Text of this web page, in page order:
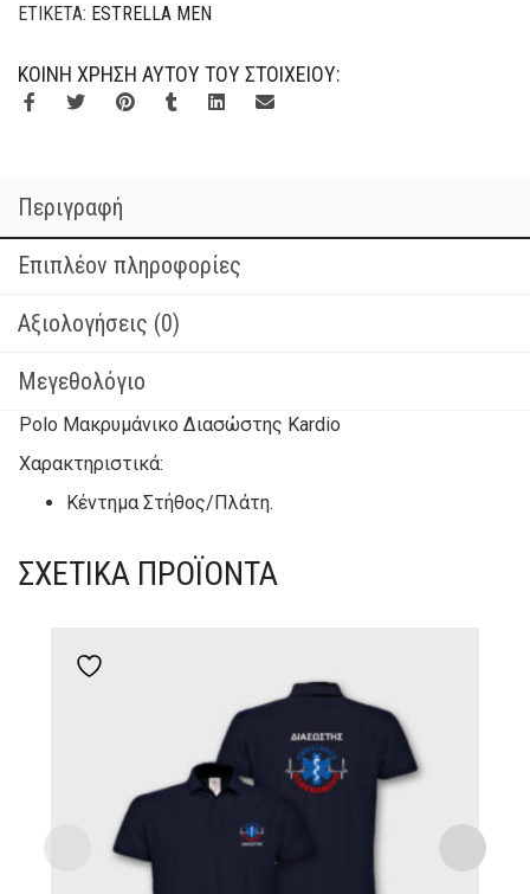
ΕΤΙΚΈΤΑ: ESTRELLA MEN
ΚΟΙΝΉ ΧΡΉΣΗ ΑΥΤΟΎ ΤΟΥ ΣΤΟΙΧΕΊΟΥ:
Περιγραφή
Επιπλέον πληροφορίες
Αξιολογήσεις (0)
Μεγεθολόγιο
Polo Μακρυμάνικο Διασώστης Kardio
Χαρακτηριστικά:
Κέντημα Στήθος/Πλάτη.
ΣΧΕΤΙΚΆ ΠΡΟΪΌΝΤΑ